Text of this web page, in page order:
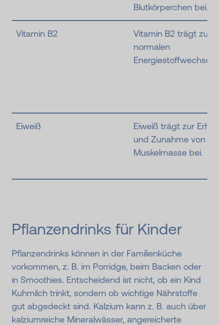
Blutkörperchen bei.
Vitamin B2
Vitamin B2 trägt zu
normalen
Energiestoffwechsel
Eiweiß
Eiweiß trägt zur
und Zunahme von
Muskelmasse bei.
Pflanzendrinks für Kinder
Pflanzendrinks können in der Familienküche
vorkommen, z. B. im Porridge, beim Backen oder
in Smoothies. Entscheidend ist nicht, ob ein Kind
Kuhmilch trinkt, sondern ob wichtige Nährstoffe
gut abgedeckt sind. Kalzium kann z. B. auch über
kalziumreiche Mineralwässer, angereicherte